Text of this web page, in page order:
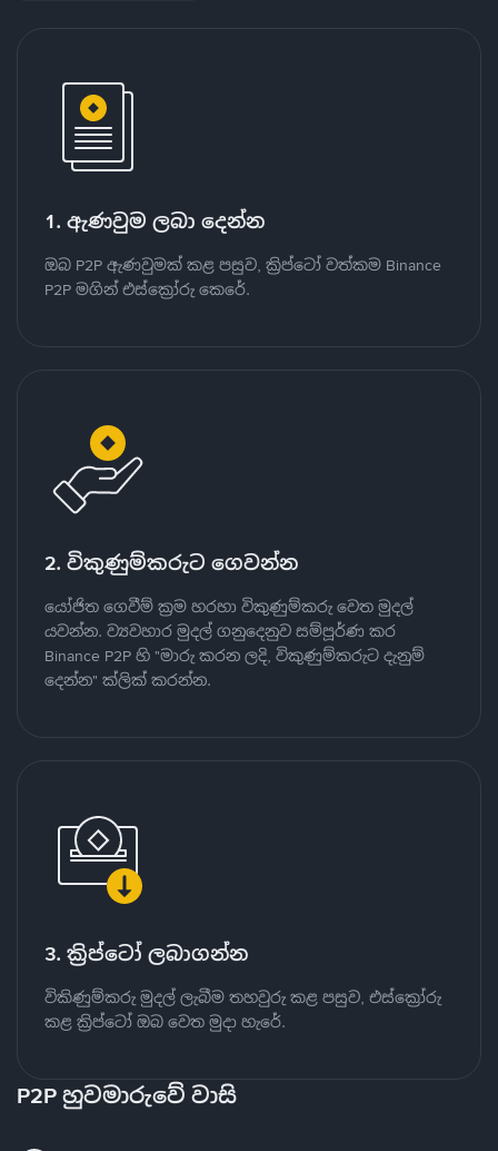
1. ඇණවුම ලබා දෙන්න
ඔබ P2P ඇණවුමක් කළ පසුව, ක්‍රිප්ටෝ වත්කම Binance
P2P මගින් එස්ක්‍රෝරු කෙරේ.
2. විකුණුම්කරුට ගෙවන්න
යෝජිත ගෙවීම් ක්‍රම හරහා විකුණුම්කරු වෙත මුදල්
යවන්න. ව්‍යවහාර මුදල් ගනුදෙනුව සම්පූර්ණ කර
Binance P2P හි "මාරු කරන ලදි, විකුණුම්කරුට දැනුම්
දෙන්න" ක්ලික් කරන්න.
3. ක්‍රිප්ටෝ ලබාගන්න
විකිණුම්කරු මුදල් ලැබීම තහවුරු කළ පසුව, එස්ක්‍රෝරු
කළ ක්‍රිප්ටෝ ඔබ වෙත මුදා හැරේ.
P2P හුවමාරුවේ වාසි